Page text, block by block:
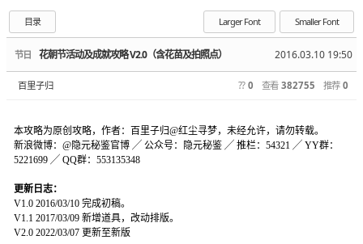
目录 Larger Font Smaller Font
节日 2016.03.10 19:50
花朝节活动及成就攻略 V2.0（含花苗及拍照点）
百里子归 ?? 0 查看 382755 推荐 0
本攻略为原创攻略，作者：百里子归@红尘寻梦，未经允许，请勿转载。
新浪微博：@隐元秘鉴官博 ╱ 公众号：隐元秘鉴 ╱ 推栏：54321 ╱ YY群：
5221699 ╱ QQ群：553135348
更新日志：
V1.0 2016/03/10 完成初稿。
V1.1 2017/03/09 新增道具，改动排版。
V2.0 2022/03/07 更新至新版